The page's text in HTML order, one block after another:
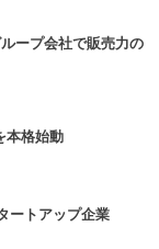
ープ会社で販売力の
本格始動
ートアップ企業